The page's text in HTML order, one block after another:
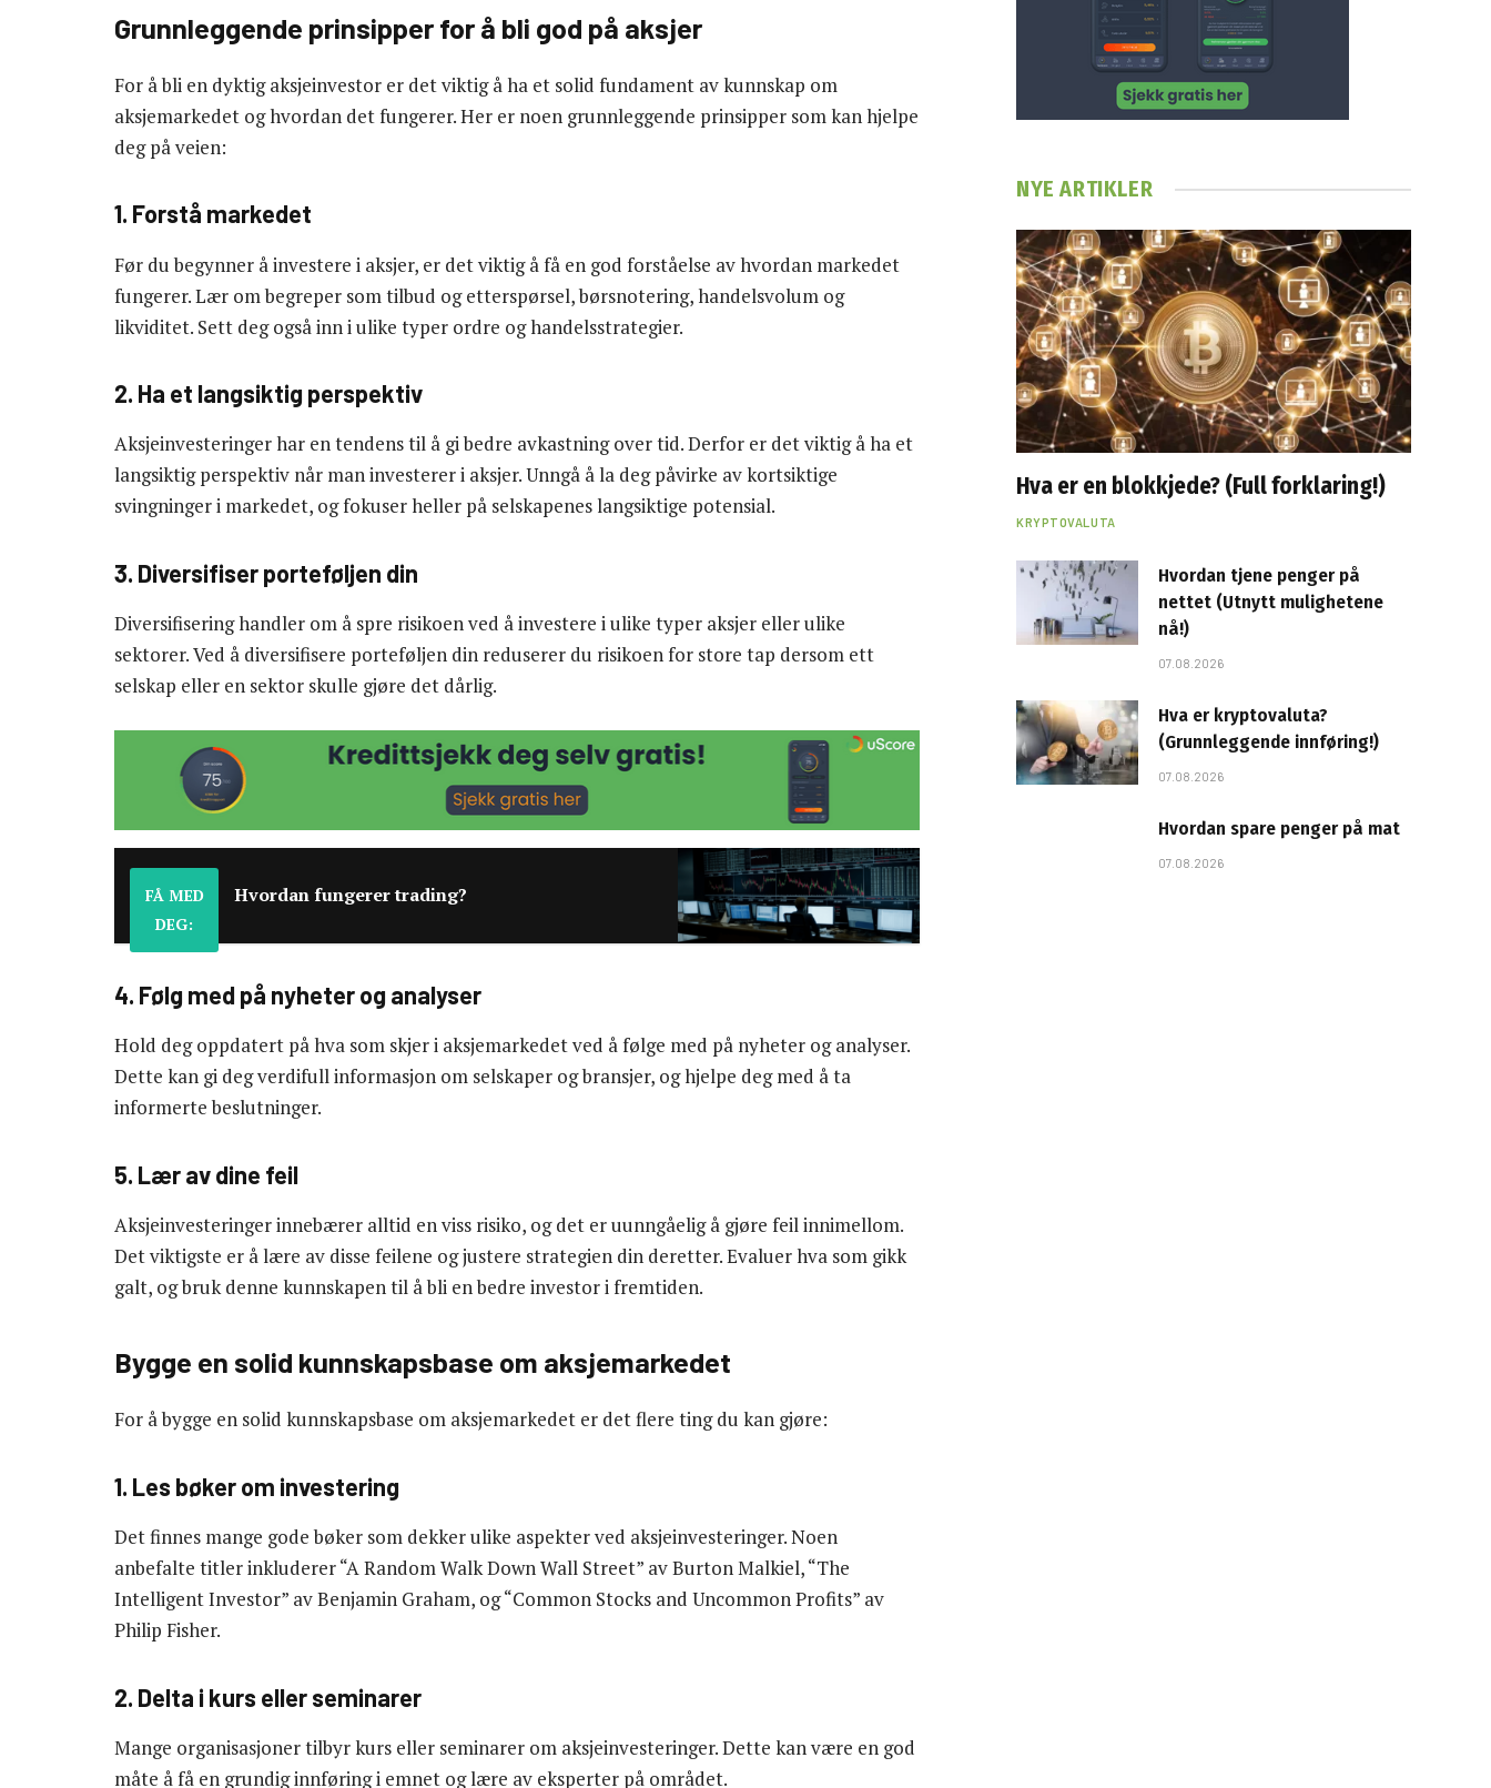
Grunnleggende prinsipper for å bli god på aksjer
For å bli en dyktig aksjeinvestor er det viktig å ha et solid fundament av kunnskap om
aksjemarkedet og hvordan det fungerer. Her er noen grunnleggende prinsipper som kan hjelpe
deg på veien:
1. Forstå markedet
Før du begynner å investere i aksjer, er det viktig å få en god forståelse av hvordan markedet
fungerer. Lær om begreper som tilbud og etterspørsel, børsnotering, handelsvolum og
likviditet. Sett deg også inn i ulike typer ordre og handelsstrategier.
2. Ha et langsiktig perspektiv
Aksjeinvesteringer har en tendens til å gi bedre avkastning over tid. Derfor er det viktig å ha et
langsiktig perspektiv når man investerer i aksjer. Unngå å la deg påvirke av kortsiktige
svingninger i markedet, og fokuser heller på selskapenes langsiktige potensial.
3. Diversifiser porteføljen din
Diversifisering handler om å spre risikoen ved å investere i ulike typer aksjer eller ulike
sektorer. Ved å diversifisere porteføljen din reduserer du risikoen for store tap dersom ett
selskap eller en sektor skulle gjøre det dårlig.
FÅ MED
DEG:
Hvordan fungerer trading?
4. Følg med på nyheter og analyser
Hold deg oppdatert på hva som skjer i aksjemarkedet ved å følge med på nyheter og analyser.
Dette kan gi deg verdifull informasjon om selskaper og bransjer, og hjelpe deg med å ta
informerte beslutninger.
5. Lær av dine feil
Aksjeinvesteringer innebærer alltid en viss risiko, og det er uunngåelig å gjøre feil innimellom.
Det viktigste er å lære av disse feilene og justere strategien din deretter. Evaluer hva som gikk
galt, og bruk denne kunnskapen til å bli en bedre investor i fremtiden.
Bygge en solid kunnskapsbase om aksjemarkedet
For å bygge en solid kunnskapsbase om aksjemarkedet er det flere ting du kan gjøre:
1. Les bøker om investering
Det finnes mange gode bøker som dekker ulike aspekter ved aksjeinvesteringer. Noen
anbefalte titler inkluderer “A Random Walk Down Wall Street” av Burton Malkiel, “The
Intelligent Investor” av Benjamin Graham, og “Common Stocks and Uncommon Profits” av
Philip Fisher.
2. Delta i kurs eller seminarer
Mange organisasjoner tilbyr kurs eller seminarer om aksjeinvesteringer. Dette kan være en god
måte å få en grundig innføring i emnet og lære av eksperter på området.
NYE ARTIKLER
Hva er en blokkjede? (Full forklaring!)
KRYPTOVALUTA
Hvordan tjene penger på
nettet (Utnytt mulighetene
nå!)
07.08.2026
Hva er kryptovaluta?
(Grunnleggende innføring!)
07.08.2026
Hvordan spare penger på mat
07.08.2026